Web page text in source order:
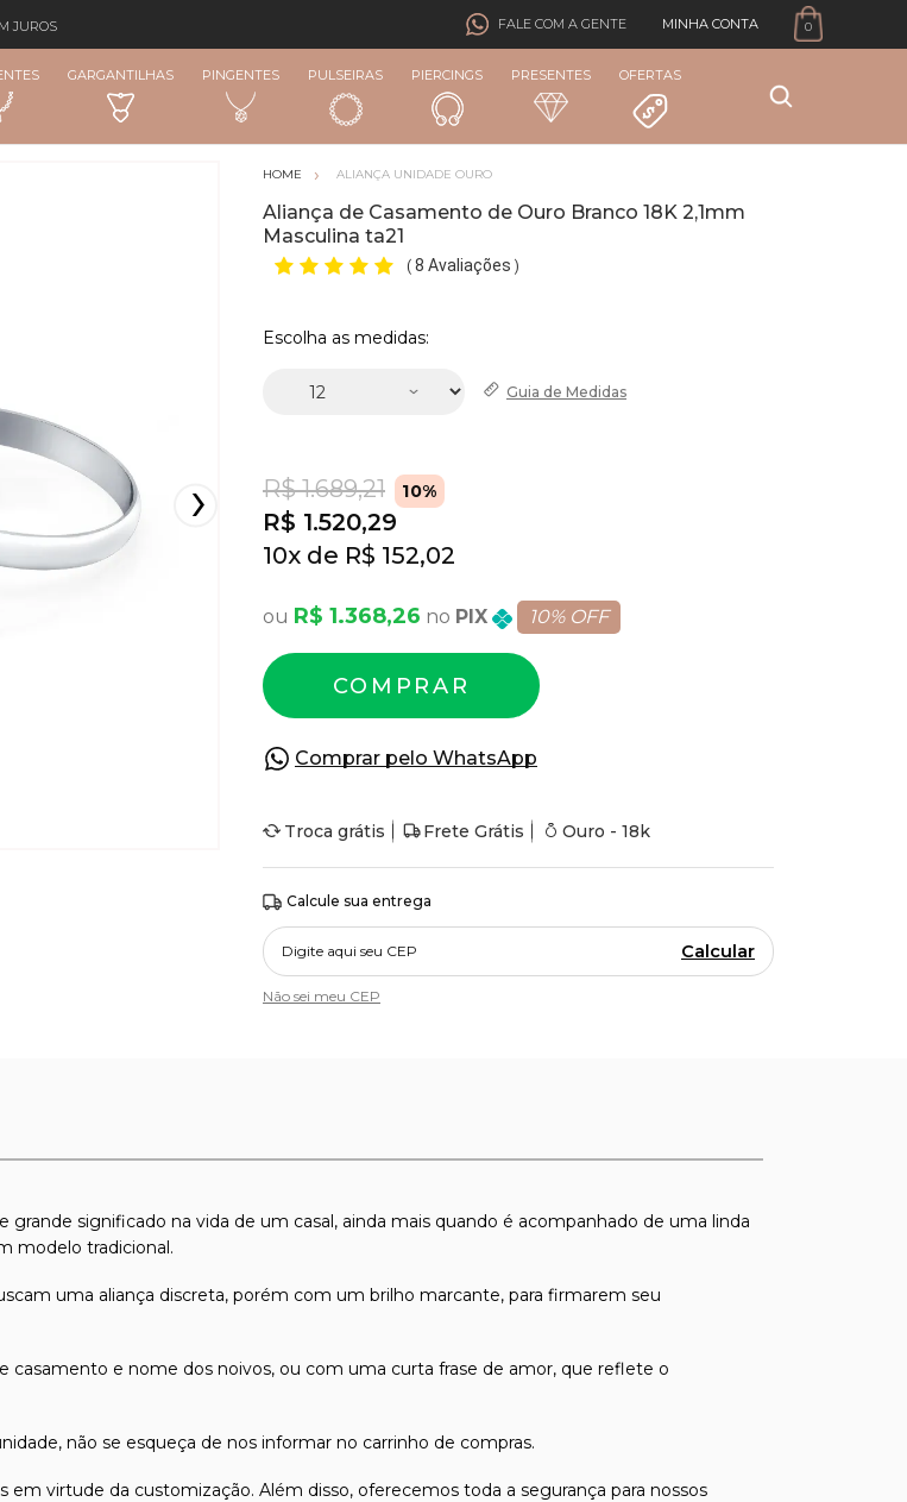
JUROS FALE COM A GENTE MINHA CONTA 0
GARGANTILHAS PINGENTES PULSEIRAS PIERCINGS PRESENTES OFERTAS
ALIANÇA UNIDADE OURO
Aliança de Casamento de Ouro Branco 18K 2,1mm
Masculina ta21
( 8 Avaliações )
Escolha as medidas:
Guia de Medidas
R$ 1.689,21 10%
R$ 1.520,29
10x R$ 152,02
R$ 1.368,26 PIX 10% OFF
COMPRAR
Comprar pelo WhatsApp
Troca grátis Frete Grátis Ouro - 18k
Calcule sua entrega
Calcular
Não sei meu CEP
significado na vida de um casal, ainda mais quando é acompanhado de uma linda
modelo tradicional.
uma aliança discreta, porém com um brilho marcante, para firmarem seu
casamento e nome dos noivos, ou com uma curta frase de amor, que reflete o
não se esqueça de nos informar no carrinho de compras.
virtude da customização. Além disso, oferecemos toda a segurança para nossos